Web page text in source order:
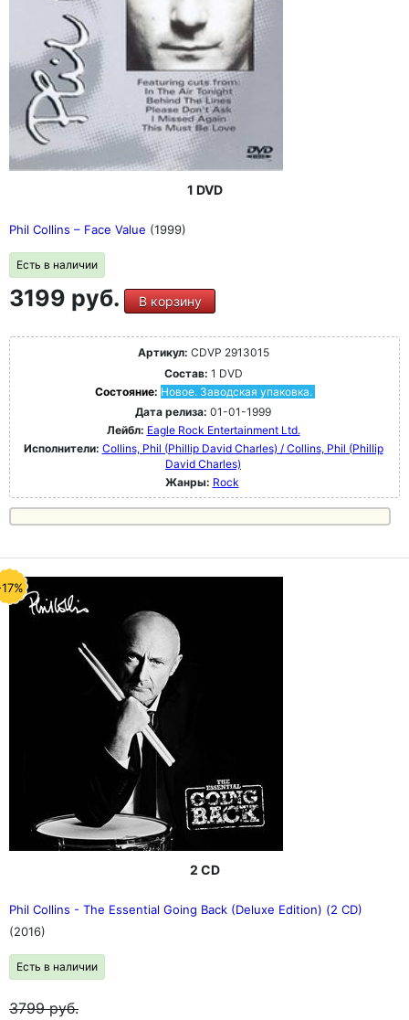
1 DVD
Phil Collins – Face Value (1999)
Есть в наличии
3199 руб. В корзину
Артикул: CDVP 2913015
Состав: 1 DVD
Состояние: Новое. Заводская упаковка.
Дата релиза: 01-01-1999
Лейбл: Eagle Rock Entertainment Ltd.
Исполнители: Collins, Phil (Phillip David Charles) / Collins, Phil (Phillip
David Charles)
Жанры: Rock
2 CD
Phil Collins - The Essential Going Back (Deluxe Edition) (2 CD)
(2016)
Есть в наличии
3799руб.